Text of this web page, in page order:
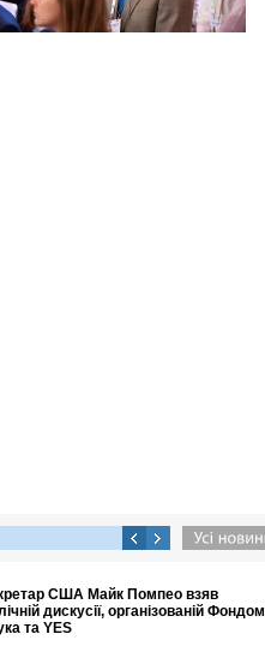
США Майк Помпео взяв
дискусії, організованій Фондом
та YES